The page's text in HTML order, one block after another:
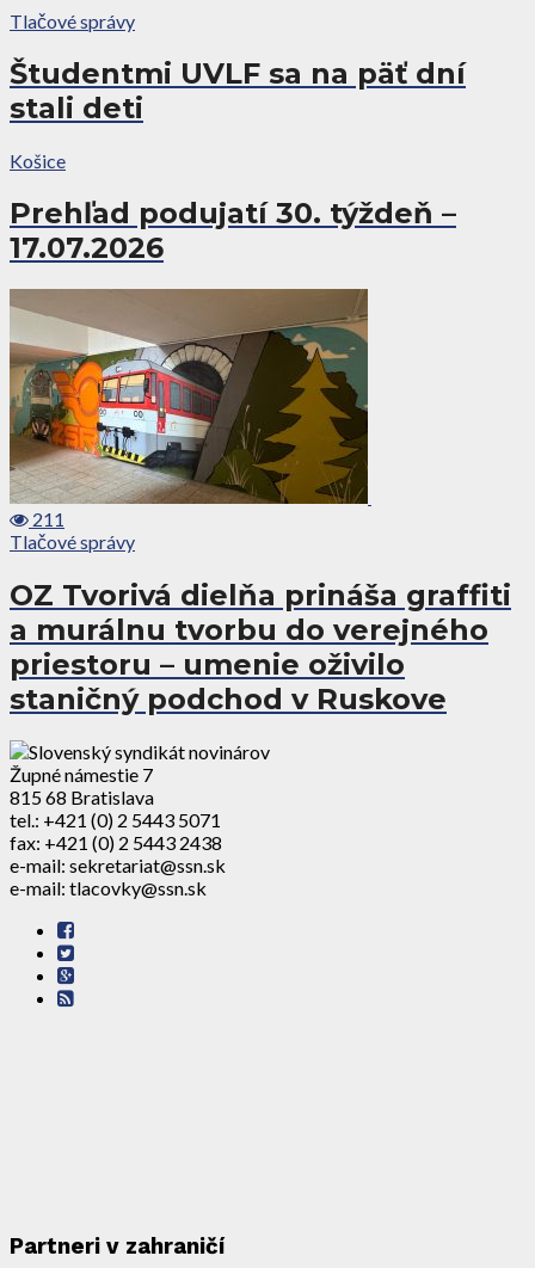
Tlačové správy
Študentmi UVLF sa na päť dní
stali deti
Košice
Prehľad podujatí 30. týždeň –
17.07.2026
211
Tlačové správy
OZ Tvorivá dielňa prináša graffiti
a murálnu tvorbu do verejného
priestoru – umenie oživilo
staničný podchod v Ruskove
Župné námestie 7
815 68 Bratislava
tel.: +421 (0) 2 5443 5071
fax: +421 (0) 2 5443 2438
e-mail: sekretariat@ssn.sk
e-mail: tlacovky@ssn.sk
Partneri v zahraničí